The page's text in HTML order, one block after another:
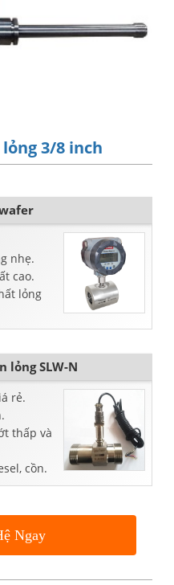
3/8 inch
nhẹ.
cao.
lỏng
SLW-N
rẻ.
thấp và
cồn.
Ngay